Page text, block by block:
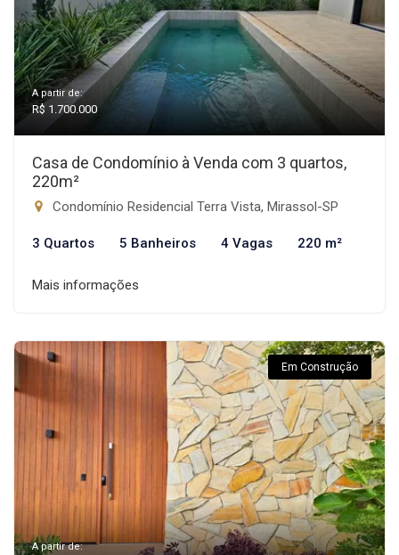
A partir de:
R$ 1.700.000
Casa de Condomínio à Venda com 3 quartos,
220m²
Condomínio Residencial Terra Vista, Mirassol-SP
3 Quartos 5 Banheiros 4 Vagas 220 m²
Mais informações
Em Construção
A partir de: